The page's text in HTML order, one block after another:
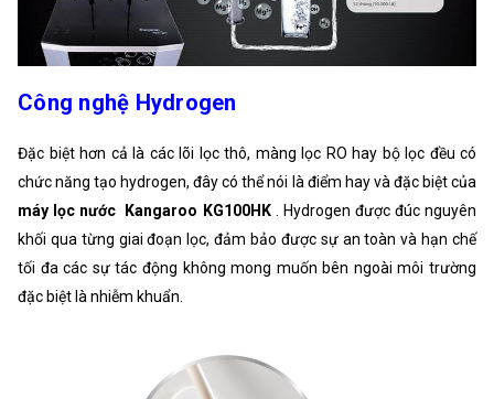
Công nghệ Hydrogen
Đặc biệt hơn cả là các lõi lọc thô, màng lọc RO hay bộ lọc đều có
chức năng tạo hydrogen, đây có thể nói là điểm hay và đặc biệt của
máy lọc nước
Kangaroo KG100HK
. Hydrogen được đúc nguyên
khối qua từng giai đoạn lọc, đảm bảo được sự an toàn và hạn chế
tối đa các sự tác động không mong muốn bên ngoài môi trường
đặc biệt là nhiễm khuẩn.